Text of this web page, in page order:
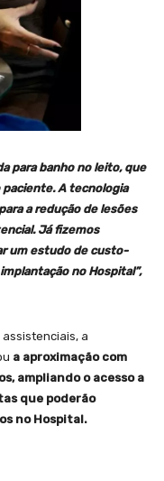
para banho no leito, que
paciente. A tecnologia
a redução de lesões
Já fizemos
um estudo de custo-
no Hospital”,
a
a aproximação com
ampliando o acesso a
que poderão
no Hospital.